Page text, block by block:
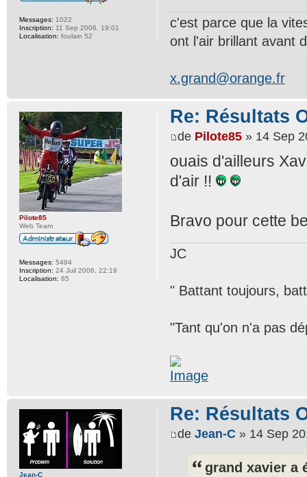
c'est parce que la
ont l'air brillant avant
x.grand@orange.fr
Messages: 1022
Inscription: 11 Sep 2006, 19:01
Localisation: foulain 52
Re: Résultats
de Pilote85 » 14 Sep
ouais d'ailleurs
d'air !!
Bravo pour cette
JC
" Battant toujours,
"Tant qu'on n'a pas
Pilote85
Web Team
Messages: 5494
Inscription: 24 Juil 2006, 22:19
Localisation: 85
Re: Résultats
de Jean-C » 14 Sep
grand xavier a
Jean-C